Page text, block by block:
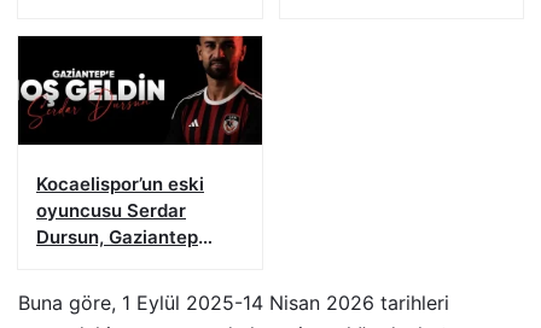
Kocaelispor’un eski
oyuncusu Serdar
Dursun, Gaziantep
Buna göre, 1 Eylül 2025-14 Nisan 2026 tarihleri